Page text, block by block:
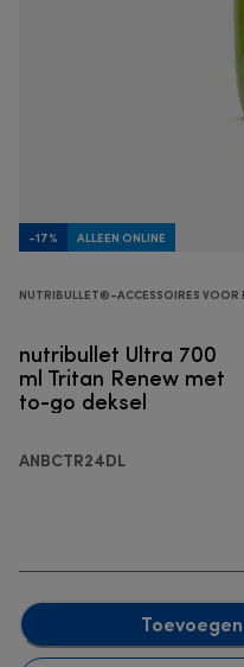
-17% ALLEEN ONLINE
NUTRIBULLET®-ACCESSOIRES VOOR
nutribullet Ultra 700
ml Tritan Renew met
to-go deksel
ANBCTR24DL